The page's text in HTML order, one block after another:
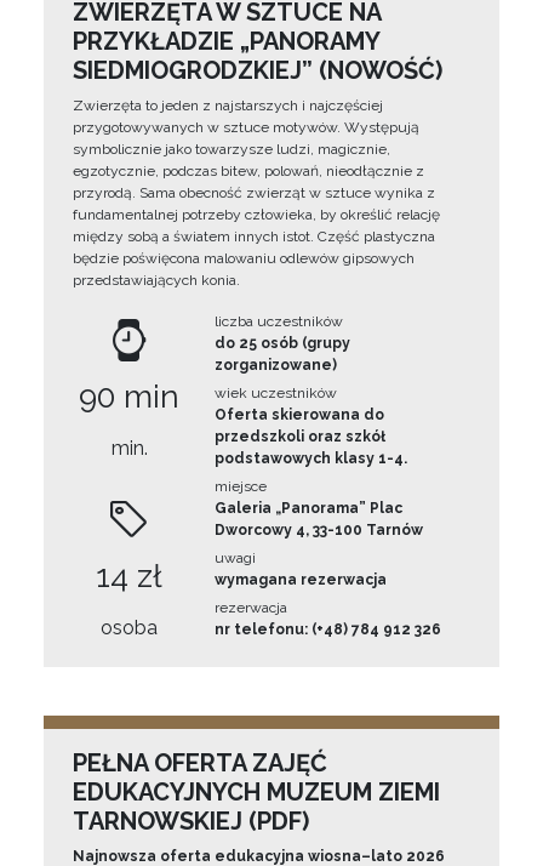
ZWIERZĘTA W SZTUCE NA
PRZYKŁADZIE „PANORAMY
SIEDMIOGRODZKIEJ” (NOWOŚĆ)
Zwierzęta to jeden z najstarszych i najczęściej
przygotowywanych w sztuce motywów. Występują
symbolicznie jako towarzysze ludzi, magicznie,
egzotycznie, podczas bitew, polowań, nieodłącznie z
przyrodą. Sama obecność zwierząt w sztuce wynika z
fundamentalnej potrzeby człowieka, by określić relację
między sobą a światem innych istot. Część plastyczna
będzie poświęcona malowaniu odlewów gipsowych
przedstawiających konia.
90 min
min.
14 zł
osoba
liczba uczestników
do 25 osób (grupy
zorganizowane)
wiek uczestników
Oferta skierowana do
przedszkoli oraz szkół
podstawowych klasy 1-4.
miejsce
Galeria „Panorama” Plac
Dworcowy 4, 33-100 Tarnów
uwagi
wymagana rezerwacja
rezerwacja
nr telefonu: (+48) 784 912 326
PEŁNA OFERTA ZAJĘĆ
EDUKACYJNYCH MUZEUM ZIEMI
TARNOWSKIEJ (PDF)
Najnowsza oferta edukacyjna wiosna–lato 2026